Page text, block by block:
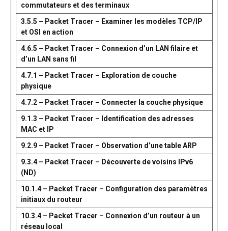
commutateurs et des terminaux
3.5.5 – Packet Tracer – Examiner les modèles TCP/IP
et OSI en action
4.6.5 – Packet Tracer – Connexion d’un LAN filaire et
d’un LAN sans fil
4.7.1 – Packet Tracer – Exploration de couche
physique
4.7.2 – Packet Tracer – Connecter la couche physique
9.1.3 – Packet Tracer – Identification des adresses
MAC et IP
9.2.9 – Packet Tracer – Observation d’une table ARP
9.3.4 – Packet Tracer – Découverte de voisins IPv6
(ND)
10.1.4 – Packet Tracer – Configuration des paramètres
initiaux du routeur
10.3.4 – Packet Tracer – Connexion d’un routeur à un
réseau local